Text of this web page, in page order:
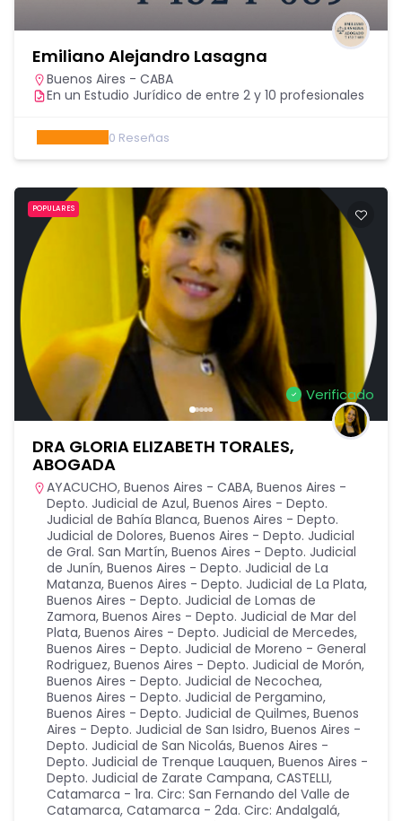
Emiliano Alejandro Lasagna
Buenos Aires - CABA
En un Estudio Jurídico de entre 2 y 10 profesionales
0 Reseñas
POPULARES
Verificado
DRA GLORIA ELIZABETH TORALES,
ABOGADA
AYACUCHO, Buenos Aires - CABA, Buenos Aires -
Depto. Judicial de Azul, Buenos Aires - Depto.
Judicial de Bahía Blanca, Buenos Aires - Depto.
Judicial de Dolores, Buenos Aires - Depto. Judicial
de Gral. San Martín, Buenos Aires - Depto. Judicial
de Junín, Buenos Aires - Depto. Judicial de La
Matanza, Buenos Aires - Depto. Judicial de La Plata,
Buenos Aires - Depto. Judicial de Lomas de
Zamora, Buenos Aires - Depto. Judicial de Mar del
Plata, Buenos Aires - Depto. Judicial de Mercedes,
Buenos Aires - Depto. Judicial de Moreno - General
Rodriguez, Buenos Aires - Depto. Judicial de Morón,
Buenos Aires - Depto. Judicial de Necochea,
Buenos Aires - Depto. Judicial de Pergamino,
Buenos Aires - Depto. Judicial de Quilmes, Buenos
Aires - Depto. Judicial de San Isidro, Buenos Aires -
Depto. Judicial de San Nicolás, Buenos Aires -
Depto. Judicial de Trenque Lauquen, Buenos Aires -
Depto. Judicial de Zarate Campana, CASTELLI,
Catamarca - 1ra. Circ: San Fernando del Valle de
Catamarca, Catamarca - 2da. Circ: Andalgalá,